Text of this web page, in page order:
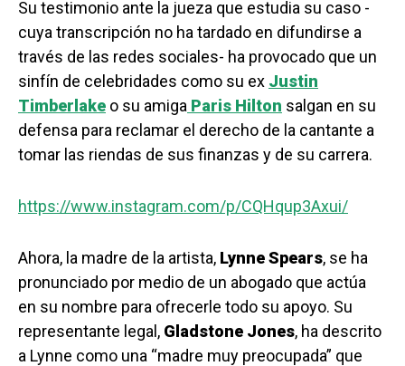
Su testimonio ante la jueza que estudia su caso -
cuya transcripción no ha tardado en difundirse a
través de las redes sociales- ha provocado que un
sinfín de celebridades como su ex Justin
Timberlake o su amiga Paris Hilton salgan en su
defensa para reclamar el derecho de la cantante a
tomar las riendas de sus finanzas y de su carrera.
https://www.instagram.com/p/CQHqup3Axui/
Ahora, la madre de la artista, Lynne Spears, se ha
pronunciado por medio de un abogado que actúa
en su nombre para ofrecerle todo su apoyo. Su
representante legal, Gladstone Jones, ha descrito
a Lynne como una “madre muy preocupada” que